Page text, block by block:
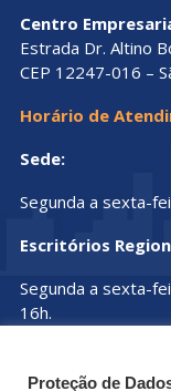
Centro
Estrada Dr. Altino
CEP 12247-016 –
Horário de
Sede:
Segunda a sexta-
Escritórios
Segunda a sexta-
16h.
Proteção de